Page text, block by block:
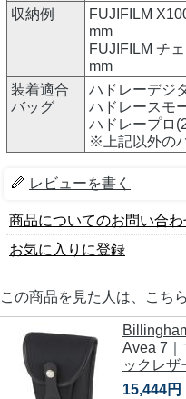
収納例
FUJIFILM
mm
FUJIFILM チ
mm
装着適合
バッグ
ハドレーデジ
ハドレースモ
ハドレープロ
※上記以外の
レビューを書く
商品についてのお問い合わ
お気に入りに登録
この商品を見た人は、こち
Avea 7｜
ックレザ
15,444円